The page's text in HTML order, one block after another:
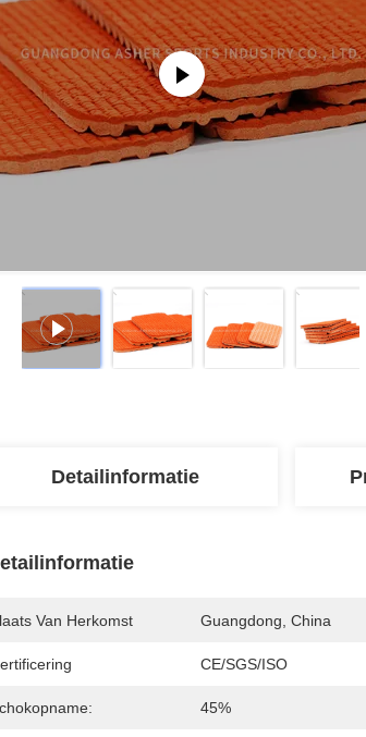
Detailinformatie
Van Herkomst Guangdong, China
CE/SGS/ISO
45%